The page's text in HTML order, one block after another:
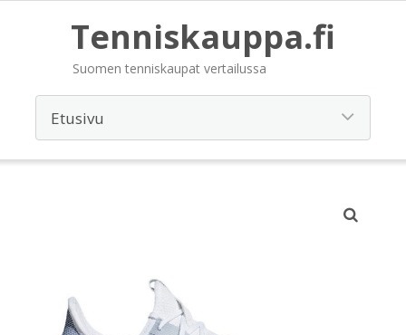
Tenniskauppa.fi
Suomen tenniskaupat vertailussa